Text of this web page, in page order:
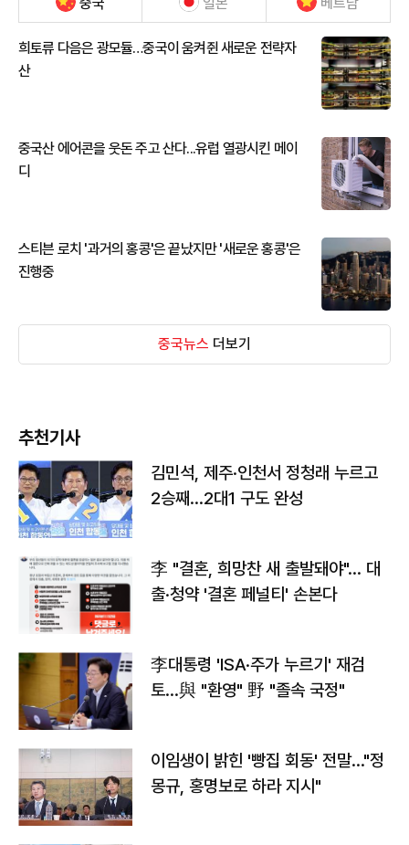
희토류 다음은 광모듈…중국이 움켜쥔 새로운 전략자
산
중국산 에어콘을 웃돈 주고 산다...유럽 열광시킨 메이
디
스티븐 로치 '과거의 홍콩'은 끝났지만 '새로운 홍콩'은
진행중
중국뉴스 더보기
추천기사
김민석, 제주·인천서 정청래 누르고
2승째…2대1 구도 완성
李 "결혼, 희망찬 새 출발돼야"… 대
출·청약 '결혼 페널티' 손본다
李대통령 'ISA·주가 누르기' 재검
토…與 "환영" 野 "졸속 국정"
이임생이 밝힌 '빵집 회동' 전말…"정
몽규, 홍명보로 하라 지시"